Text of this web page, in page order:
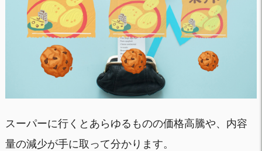
スーパーに行くとあらゆるものの価格高騰や、内容
量の減少が手に取って分かります。